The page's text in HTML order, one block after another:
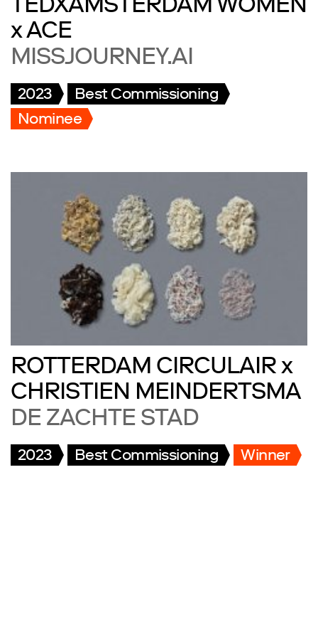
TEDXAMSTERDAM WOMEN
x ACE
MISSJOURNEY.AI
2023
Best Commissioning
Nominee
ROTTERDAM CIRCULAIR x
CHRISTIEN MEINDERTSMA
DE ZACHTE STAD
2023 Best Commissioning Winner